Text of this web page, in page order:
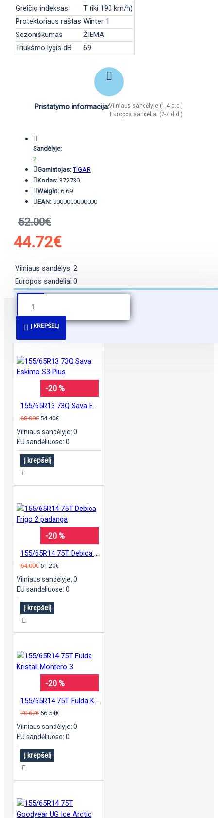
Greičio indeksas
T (iki 190 km/h)
Protektoriaus raštas Winter 1
Sezoniškumas
ŽIEMA
Triukšmo lygis dB
69
Pristatymo informacija:Vilniaus sandėlyje (1-4 d.d.)
Europos sandėliai (2-7 d.d.)
Sandėlyje:
2
Gamintojas: TIGAR
Kodas: 372730
Weight: 6.69
EAN: 0000000000000
52.00€
44.72€
Vilniaus sandėlys 2
Europos sandėliai 0
Į KREPŠELĮ
PANAŠŪS PASIŪLYMAI
-20 %
68.00€ 54.40€
Vilniaus sandėlyje: 0
EU sandėliuose: 0
Į krepšelį
-20 %
64.00€ 51.20€
Vilniaus sandėlyje: 0
EU sandėliuose: 0
Į krepšelį
-20 %
70.67€ 56.54€
Vilniaus sandėlyje: 0
EU sandėliuose: 0
Į krepšelį